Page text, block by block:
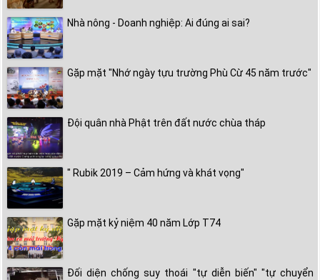
Nhà nông - Doanh nghiệp: Ai đúng ai sai?
Gặp mặt "Nhớ ngày tựu trường Phù Cừ 45 năm trước"
Đội quân nhà Phật trên đất nước chùa tháp
" Rubik 2019 – Cảm hứng và khát vọng"
Gặp mặt kỷ niệm 40 năm Lớp T74
Đối diện chống suy thoái "tự diễn biến" "tự chuyển